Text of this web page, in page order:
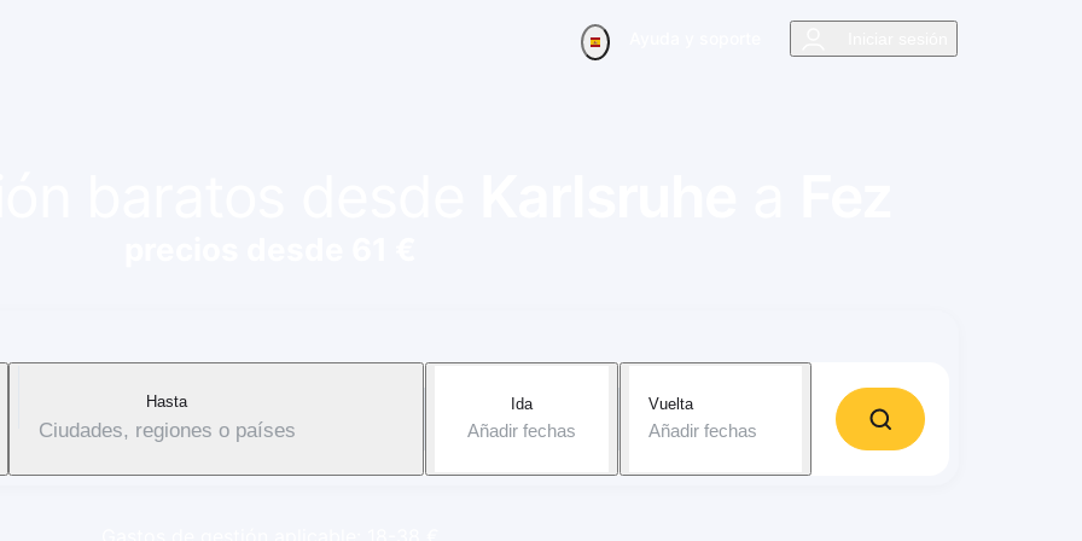
Hasta
Ciudades, regiones o países
Ida
Añadir fechas
Vuelta
Añadir fechas